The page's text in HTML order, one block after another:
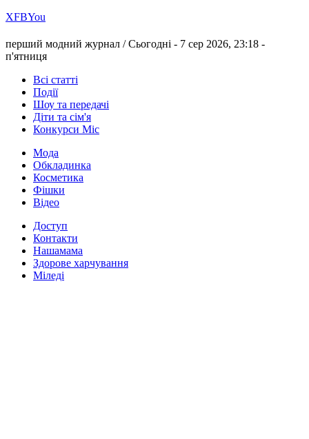
ХFBYou
перший модний журнал /Сьогодні - 7 сер 2026, 23:18 -
п'ятниця
Всі статті
Події
Шоу та передачі
Діти та сім'я
Конкурси Міс
Мода
Обкладинка
Косметика
Фішки
Відео
Доступ
Контакти
Нашамама
Здорове харчування
Міледі